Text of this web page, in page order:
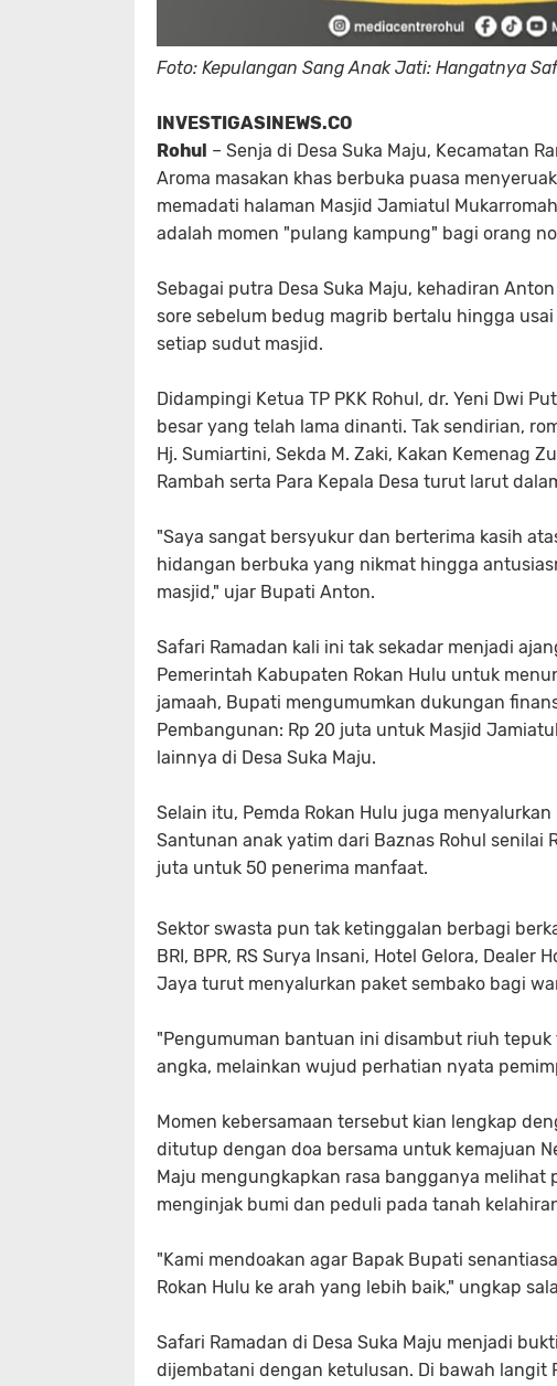
Foto: Kepulangan Sang Anak Jati: Hangatnya
INVESTIGASINEWS.CO
Rohul – Senja di Desa Suka Maju, Kecamatan
Aroma masakan khas berbuka puasa
memadati halaman Masjid Jamiatul
adalah momen "pulang kampung" bagi orang
​Sebagai putra Desa Suka Maju, kehadiran
sore sebelum bedug magrib bertalu hingga
setiap sudut masjid.
​Didampingi Ketua TP PKK Rohul, dr. Yeni Dwi
besar yang telah lama dinanti. Tak sendirian,
Hj. Sumiartini, Sekda M. Zaki, Kakan Kemenag
Rambah serta Para Kepala Desa turut larut
​"Saya sangat bersyukur dan berterima kasih
hidangan berbuka yang nikmat hingga
masjid," ujar Bupati Anton.
​Safari Ramadan kali ini tak sekadar menjadi
Pemerintah Kabupaten Rokan Hulu untuk
jamaah, Bupati mengumumkan dukungan
Pembangunan: Rp 20 juta untuk Masjid
lainnya di Desa Suka Maju.
Selain itu, Pemda Rokan Hulu juga
Santunan anak yatim dari Baznas Rohul senilai
juta untuk 50 penerima manfaat.
​Sektor swasta pun tak ketinggalan berbagi
BRI, BPR, RS Surya Insani, Hotel Gelora, Dealer
Jaya turut menyalurkan paket sembako bagi
​"Pengumuman bantuan ini disambut riuh
angka, melainkan wujud perhatian nyata
​Momen kebersamaan tersebut kian lengkap
ditutup dengan doa bersama untuk kemajuan
Maju mengungkapkan rasa bangganya
menginjak bumi dan peduli pada tanah
​"Kami mendoakan agar Bapak Bupati
Rokan Hulu ke arah yang lebih baik," ungkap
​Safari Ramadan di Desa Suka Maju menjadi
dijembatani dengan ketulusan. Di bawah langit